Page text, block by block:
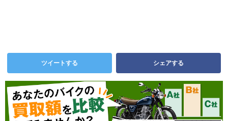
ツイートする シェアする